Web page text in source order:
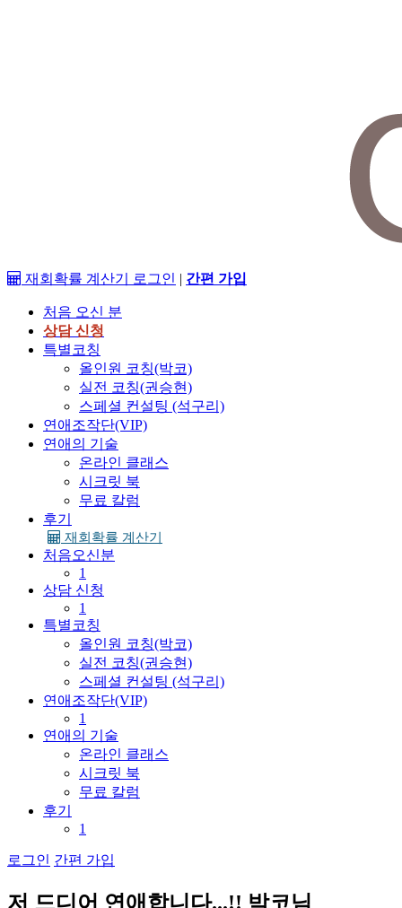
재회확률 계산기 로그인 | 간편 가입
처음 오신 분
상담 신청
특별코칭
올인원 코칭(박코)
실전 코칭(권승현)
스페셜 컨설팅 (석구리)
연애조작단(VIP)
연애의 기술
온라인 클래스
시크릿 북
무료 칼럼
후기
재회확률 계산기
처음오신분
1
상담 신청
1
특별코칭
올인원 코칭(박코)
실전 코칭(권승현)
스페셜 컨설팅 (석구리)
연애조작단(VIP)
1
연애의 기술
온라인 클래스
시크릿 북
무료 칼럼
후기
1
로그인 간편 가입
저 드디 어 연애 합니 다...!! 박코님